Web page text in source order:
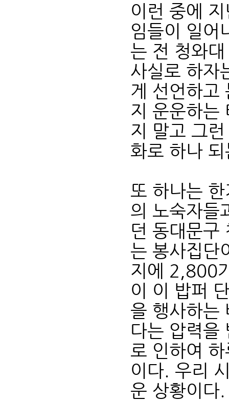
이런 중에
임들이 일어
는 전 청와
사실로 하자
게 선언하고
지 운운하는
지 말고 그
화로 하나
또 하나는
의 노숙자들
던 동대문구
는 봉사집단
지에 2,800
이 이 밥퍼
을 행사하는
다는 압력을
로 인하여
이다. 우리
운 상황이다